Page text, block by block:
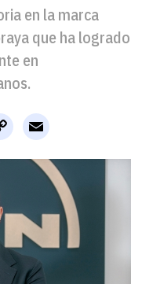
en la marca
que ha logrado
en
Copy
Link
Email